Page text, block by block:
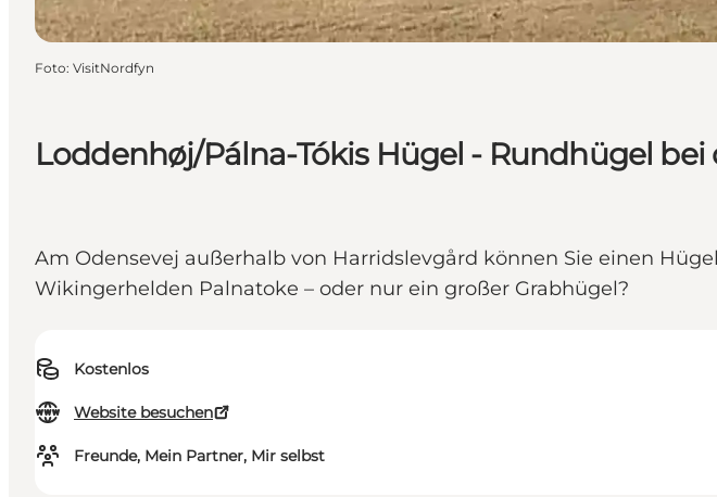
Loddenhøj/Pálna-Tókis Hügel - Rundhügel bei
Am Odensevej außerhalb von Harridslevgård können Sie einen
Wikingerhelden Palnatoke – oder nur ein großer Grabhügel?
Kostenlos
Website besuchen
Freunde, Mein Partner, Mir selbst
Foto: VisitNordfyn